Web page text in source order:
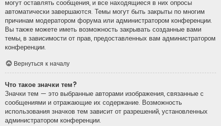
могут оставлять сообщения, и все находящиеся в них опросы
автоматически завершаются. Темы могут быть закрыты по многим
причинам модератором форума или администратором конференции.
Вы также можете иметь возможность закрывать созданные вами
темы, в зависимости от прав, предоставленных вам администратором
конференции.
Вернуться к началу
Что такое значки тем?
Значки тем — это выбранные авторами изображения, связанные с
сообщениями и отражающие их содержание. Возможность
использования значков тем зависит от разрешений, установленных
администратором конференции.